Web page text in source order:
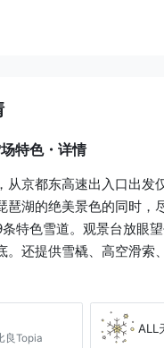
雪场
特色・详情
从京都东高速出入口出发
琶湖的绝美景色的同时，
特色雪道。观景台放眼
。还提供雪橇、高空滑索
良Topia
ALL